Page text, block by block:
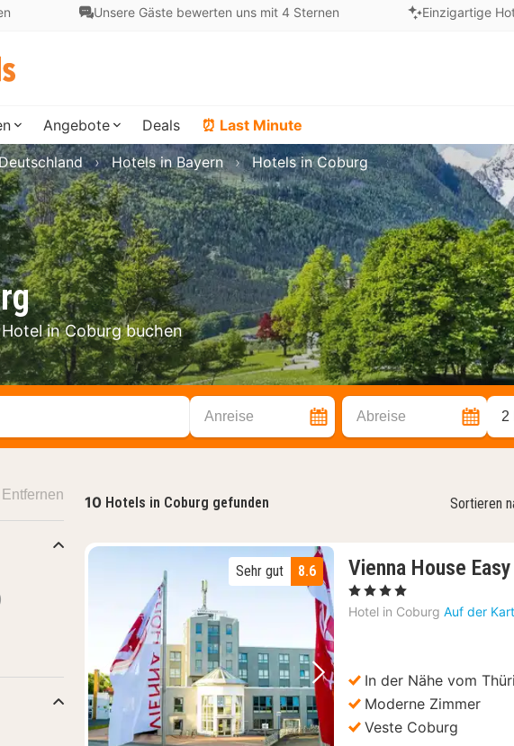
Unsere Gäste bewerten uns mit 4 Sternen Einzigartige
Angebote Deals ⏰ Last Minute
in Coburg buchen
Hotels in Bayern Hotels in Coburg
Anreise Abreise 2
10 Hotels in Coburg gefunden Sortieren
Vorheriges Bild Nächstes Bild
8.6
Sehr gut Vienna House
, 4 Sterne
Hotel in Coburg Auf der
In der Nähe vom
Moderne Zimmer
Veste Coburg
Entfernen